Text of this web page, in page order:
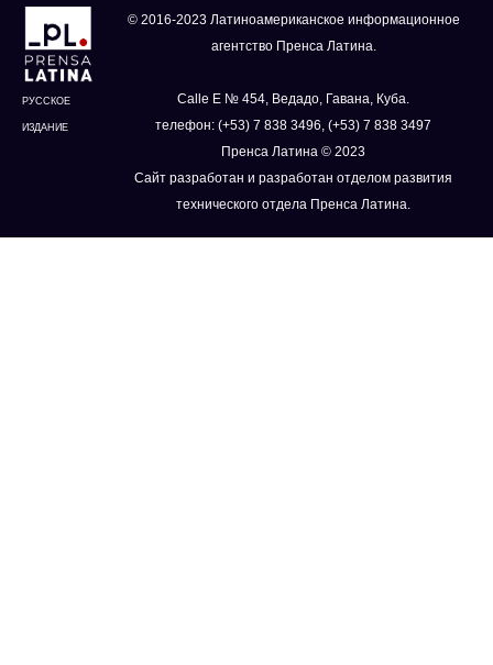
РУССКОЕ
ИЗДАНИЕ
© 2016-2023 Латиноамериканское информационное
агентство Пренса Латина.
Calle E № 454, Ведадо, Гавана, Куба.
телефон: (+53) 7 838 3496, (+53) 7 838 3497
Пренса Латина © 2023
Сайт разработан и разработан отделом развития
технического отдела Пренса Латина.